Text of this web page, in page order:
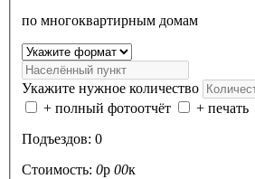
по многоквартирным домам
Укажите нужное количество
+ полный фотоотчёт
+ печать
Подъездов: 0
Стоимость: 0р 00к